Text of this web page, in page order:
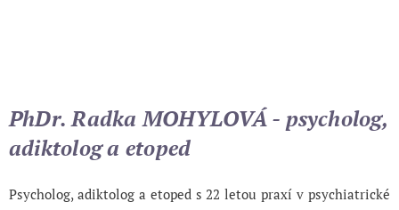
PhDr. Radka MOHYLOVÁ - psycholog,
adiktolog a etoped
Psycholog, adiktolog a etoped s 22 letou praxí v psychiatrické